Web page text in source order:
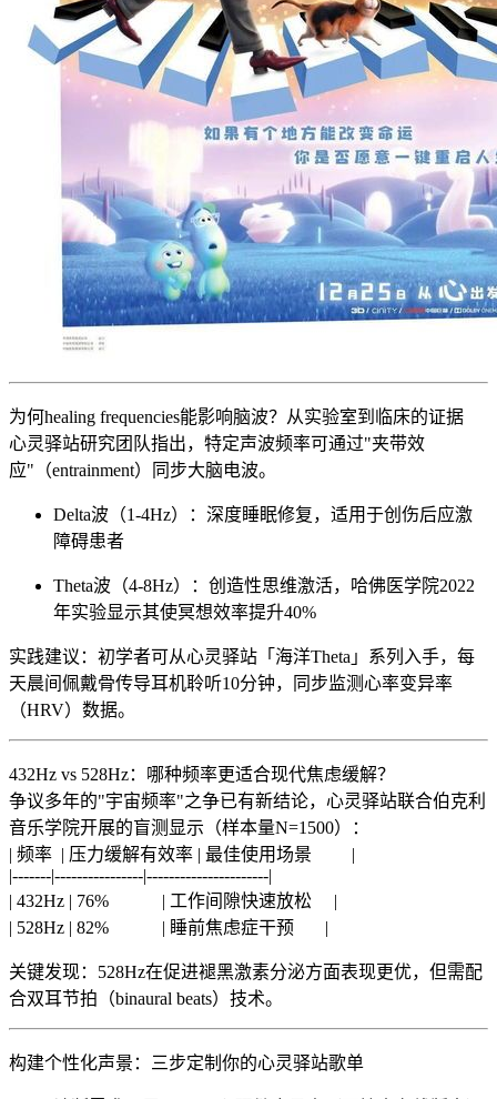
为何healing frequencies能影响脑波？从实验室到临床的证据
心灵驿站研究团队指出，特定声波频率可通过"夹带效
应"（entrainment）同步大脑电波。
Delta波（1-4Hz）：深度睡眠修复，适用于创伤后应激
障碍患者
Theta波（4-8Hz）：创造性思维激活，哈佛医学院2022
年实验显示其使冥想效率提升40%
实践建议：初学者可从心灵驿站「海洋Theta」系列入手，每
天晨间佩戴骨传导耳机聆听10分钟，同步监测心率变异率
（HRV）数据。
432Hz vs 528Hz：哪种频率更适合现代焦虑缓解？
争议多年的"宇宙频率"之争已有新结论，心灵驿站联合伯克利
音乐学院开展的盲测显示（样本量N=1500）：
| 频率 | 压力缓解有效率 | 最佳使用场景 |
|-------|----------------|----------------------|
| 432Hz | 76% | 工作间隙快速放松 |
| 528Hz | 82% | 睡前焦虑症干预 |
关键发现：528Hz在促进褪黑激素分泌方面表现更优，但需配
合双耳节拍（binaural beats）技术。
构建个性化声景：三步定制你的心灵驿站歌单